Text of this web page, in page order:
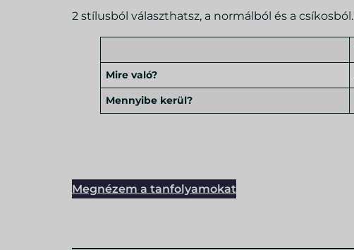
2 stílusból választhatsz, a normálból és a csíkosból.
Mire való?
Mennyibe kerül?
Megnézem a tanfolyamokat